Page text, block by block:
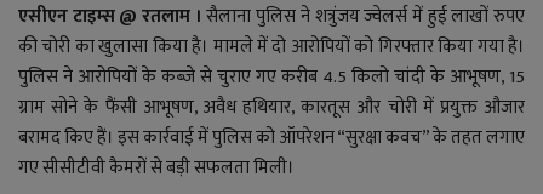
वीडियो
YouTube
Language
एसीएन टाइम्स @ रतलाम ।सैलाना पुलिस ने शत्रुंजय ज्वेलर्स में हुई लाखों रुपए
की चोरी का खुलासा किया है। मामले में दो आरोपियों को गिरफ्तार किया गया है।
पुलिस ने आरोपियों के कब्जे से चुराए गए करीब 4.5 किलो चांदी के आभूषण, 15
ग्राम सोने के फैंसी आभूषण, अवैध हथियार, कारतूस और चोरी में प्रयुक्त औजार
बरामद किए हैं। इस कार्रवाई में पुलिस को ऑपरेशन “सुरक्षा कवच” के तहत लगाए
गए सीसीटीवी कैमरों से बड़ी सफलता मिली।